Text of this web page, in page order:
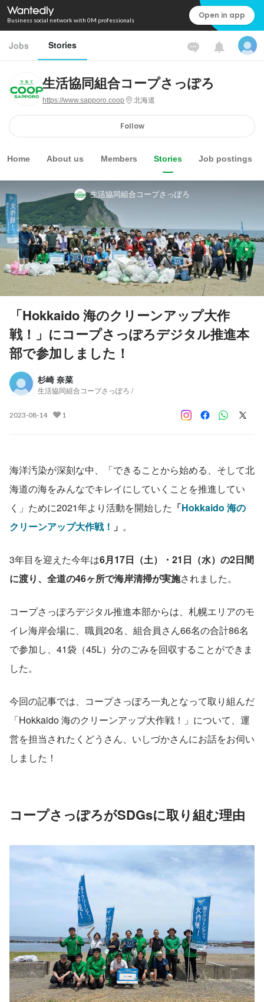
Business social network with 0M professionals Open in app
Jobs Stories
生活協同組合コープさっぽろ
https://www.sapporo.coop 北海道
Follow
Home About us Members Stories Job postings
生活協同組合コープさっぽろ
「Hokkaido 海のクリーンアップ大作
戦！」にコープさっぽろデジタル推進本
部で参加しました！
杉崎 奈菜
生活協同組合コープさっぽろ /
2023-08-14 1
海洋汚染が深刻な中、「できることから始める、そして北
海道の海をみんなでキレイにしていくことを推進してい
く」ために2021年より活動を開始した 「Hokkaido 海の
クリーンアップ大作戦！ 」 。
3年目を迎えた今年は6月17日（土）・21日（水）の2日間
に渡り、全道の46ヶ所で海岸清掃が実施されました。
コープさっぽろデジタル推進本部からは、札幌エリアのモ
イレ海岸会場に、職員20名、組合員さん66名の合計86名
で参加し、41袋（45L）分のごみを回収することができま
した。
今回の記事では、コープさっぽろ一丸となって取り組んだ
「Hokkaido 海のクリーンアップ大作戦！」について、運
営を担当されたくどうさん、いしづかさんにお話をお伺い
しました！
コープさっぽろがSDGsに取り組む理由